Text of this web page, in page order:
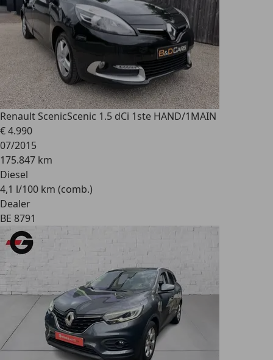
Renault ScenicScenic 1.5 dCi 1ste HAND/1MAIN
€ 4.990
07/2015
175.847 km
Diesel
4,1 l/100 km (comb.)
Dealer
BE 8791